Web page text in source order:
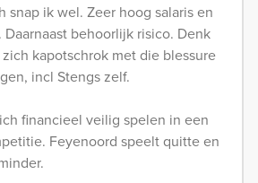
snap ik wel. Zeer hoog salaris en
behoorlijk risico. Denk
kapotschrok met die blessure
incl Stengs zelf.
financieel veilig spelen in een
Feyenoord speelt quitte en